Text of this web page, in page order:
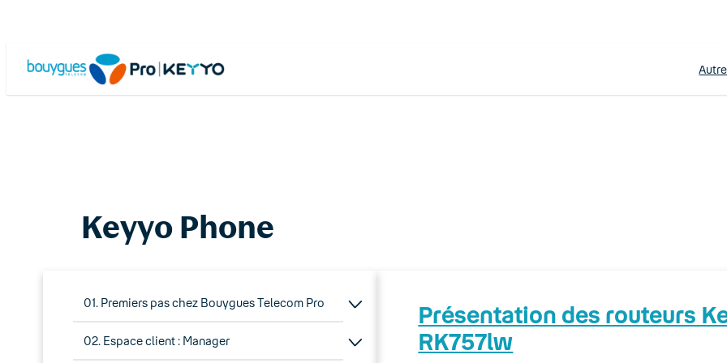
Autre
Keyyo Phone
01. Premiers pas chez Bouygues Telecom Pro
02. Espace client : Manager
Présentation des routeurs
RK757lw